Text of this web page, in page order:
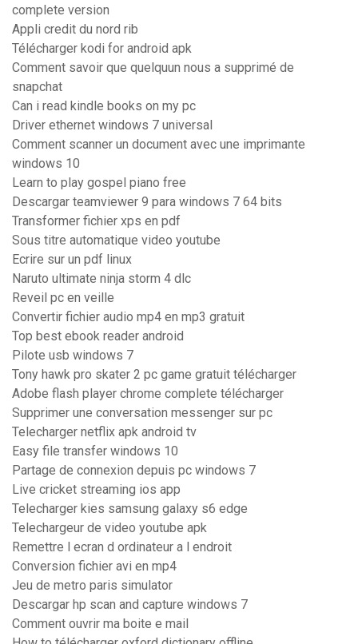
complete version
Appli credit du nord rib
Télécharger kodi for android apk
Comment savoir que quelquun nous a supprimé de
snapchat
Can i read kindle books on my pc
Driver ethernet windows 7 universal
Comment scanner un document avec une imprimante
windows 10
Learn to play gospel piano free
Descargar teamviewer 9 para windows 7 64 bits
Transformer fichier xps en pdf
Sous titre automatique video youtube
Ecrire sur un pdf linux
Naruto ultimate ninja storm 4 dlc
Reveil pc en veille
Convertir fichier audio mp4 en mp3 gratuit
Top best ebook reader android
Pilote usb windows 7
Tony hawk pro skater 2 pc game gratuit télécharger
Adobe flash player chrome complete télécharger
Supprimer une conversation messenger sur pc
Telecharger netflix apk android tv
Easy file transfer windows 10
Partage de connexion depuis pc windows 7
Live cricket streaming ios app
Telecharger kies samsung galaxy s6 edge
Telechargeur de video youtube apk
Remettre l ecran d ordinateur a l endroit
Conversion fichier avi en mp4
Jeu de metro paris simulator
Descargar hp scan and capture windows 7
Comment ouvrir ma boite e mail